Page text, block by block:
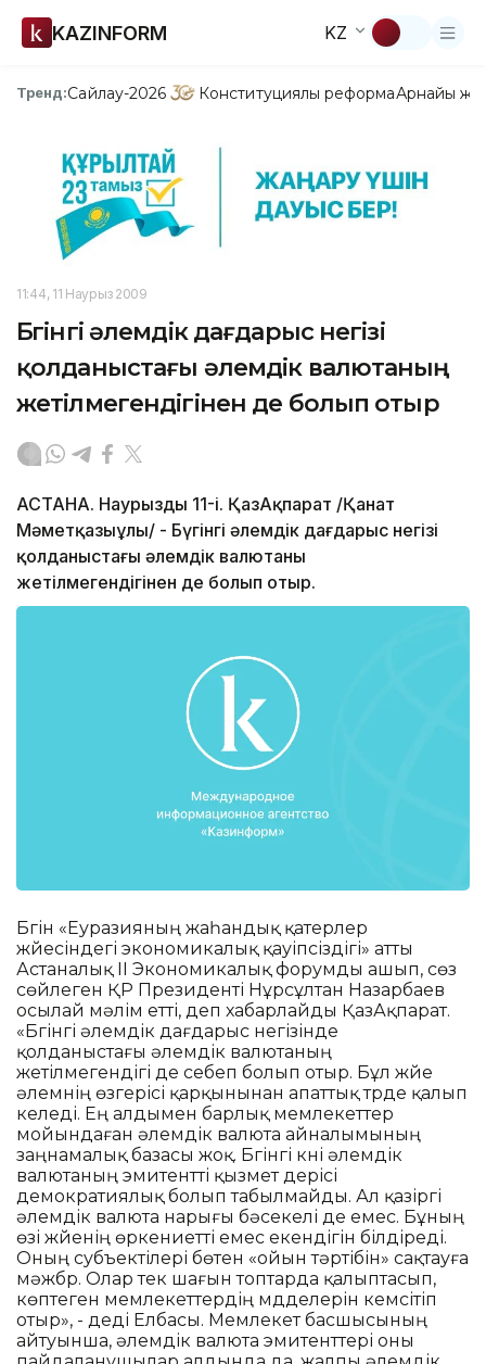
KAZINFORM KZ
Тренд:Сайлау-2026 Конституциялық реформаАрнайы
11:44, 11 Наурыз 2009
Бүгінгі әлемдік дағдарыс негізі
қолданыстағы әлемдік валютаның
жетілмегендігінен де болып отыр
АСТАНА. Наурыздың 11-і. ҚазАқпарат /Қанат
Мәметқазыұлы/ - Бүгінгі әлемдік дағдарыс негізі
қолданыстағы әлемдік валютаның
жетілмегендігінен де болып отыр.
Бүгін «Еуразияның жаһандық қатерлер
жүйесіндегі экономикалық қауіпсіздігі» атты
Астаналық ІІ Экономикалық форумды ашып, сөз
сөйлеген ҚР Президенті Нұрсұлтан Назарбаев
осылай мәлім етті, деп хабарлайды ҚазАқпарат.
«Бүгінгі әлемдік дағдарыс негізінде
қолданыстағы әлемдік валютаның
жетілмегендігі де себеп болып отыр. Бұл жүйе
әлемнің өзгерісі қарқынынан апаттық түрде қалып
келеді. Ең алдымен барлық мемлекеттер
мойындаған әлемдік валюта айналымының
заңнамалық базасы жоқ. Бүгінгі күні әлемдік
валютаның эмитентті қызмет үдерісі
демократиялық болып табылмайды. Ал қазіргі
әлемдік валюта нарығы бәсекелі де емес. Бұның
өзі жүйенің өркениетті емес екендігін білдіреді.
Оның субъектілері бөтен «ойын тәртібін» сақтауға
мәжбүр. Олар тек шағын топтарда қалыптасып,
көптеген мемлекеттердің мүдделерін кемсітіп
отыр», - деді Елбасы. Мемлекет басшысының
айтуынша, әлемдік валюта эмитенттері оны